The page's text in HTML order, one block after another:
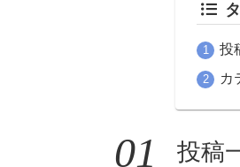
投
カ
投稿